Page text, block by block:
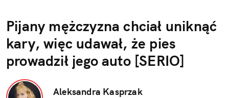
Pijany mężczyzna chciał uniknąć
kary, więc udawał, że pies
prowadził jego auto [SERIO]
Aleksandra Kasprzak